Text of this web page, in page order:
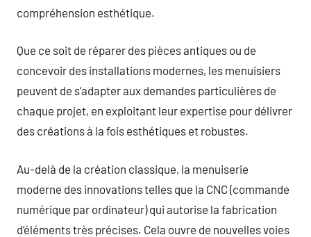
compréhension esthétique.
Que ce soit de réparer des pièces antiques ou de
concevoir des installations modernes, les menuisiers
peuvent de s’adapter aux demandes particulières de
chaque projet, en exploitant leur expertise pour délivrer
des créations à la fois esthétiques et robustes.
Au-delà de la création classique, la menuiserie
moderne des innovations telles que la CNC (commande
numérique par ordinateur) qui autorise la fabrication
d’éléments très précises. Cela ouvre de nouvelles voies